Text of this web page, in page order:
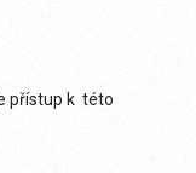
přístup k této